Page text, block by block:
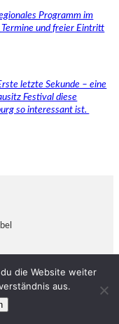
Programm im
und freier Eintritt
letzte Sekunde – eine
Festival diese
so interessant ist.
die Website weiter
aus.